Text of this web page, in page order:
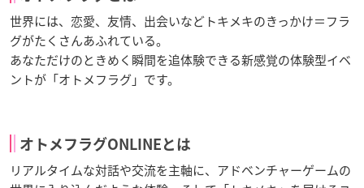
世界には、恋愛、友情、出会いなどトキメキのきっかけ＝フラ
グがたくさんあふれている。
あなただけのときめく瞬間を追体験できる新感覚の体験型イベ
ントが「オトメフラグ」です。
オトメフラグONLINEとは
リアルタイムな対話や交流を主軸に、アドベンチャーゲームの